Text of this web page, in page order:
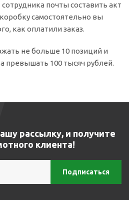
почты составить акт
самостоятельно вы
как оплатили заказ.
не больше 10 позиций и
превышать 100 тысяч рублей.
рассылку, и получите
клиента!